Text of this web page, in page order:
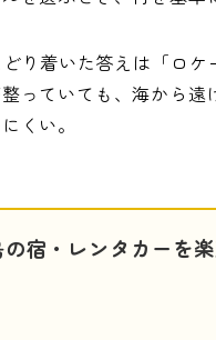
り着いた答えは「ロケ
っていても、海から遠
くい。
宿・レンタカーを